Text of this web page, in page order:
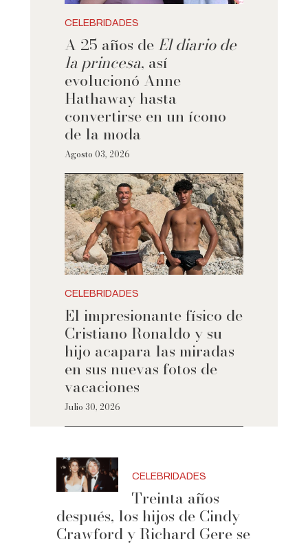
CELEBRIDADES
A 25 años de El diario de
la princesa, así
evolucionó Anne
Hathaway hasta
convertirse en un ícono
de la moda
Agosto 03, 2026
CELEBRIDADES
El impresionante físico de
Cristiano Ronaldo y su
hijo acapara las miradas
en sus nuevas fotos de
vacaciones
Julio 30, 2026
CELEBRIDADES
Treinta años
después, los hijos de Cindy
Crawford y Richard Gere se